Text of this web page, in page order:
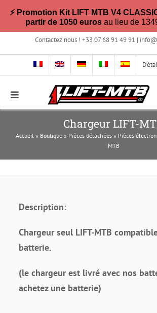
au
Contactez nous ! +33 07 68 91 49 91 |
Toggle
Navigation
Compatible avec mon vélo ?
Chargeur LIFT-
Accueil » Boutique » Pièces détachées » Pièces
MTB
Description:
Chargeur seul LIFT-MTB
batterie.
(le chargeur est livré avec nos
achetez une batterie)
⚡ Promotion Kit LIFT MTB V4
partir de 1050 euros au lieu de